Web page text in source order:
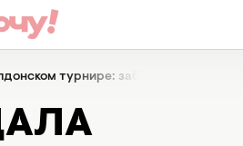
турнире: забавные фото